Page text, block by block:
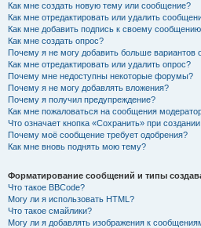
Как мне создать новую тему или сообщение?
Как мне отредактировать или удалить
Как мне добавить подпись к своему
Как мне создать опрос?
Почему я не могу добавить больше вариантов
Как мне отредактировать или удалить опрос?
Почему мне недоступны некоторые форумы?
Почему я не могу добавлять вложения?
Почему я получил предупреждение?
Как мне пожаловаться на сообщения
Что означает кнопка «Сохранить» при
Почему моё сообщение требует одобрения?
Как мне вновь поднять мою тему?
Форматирование сообщений и типы
Что такое BBCode?
Могу ли я использовать HTML?
Что такое смайлики?
Могу ли я добавлять изображения к